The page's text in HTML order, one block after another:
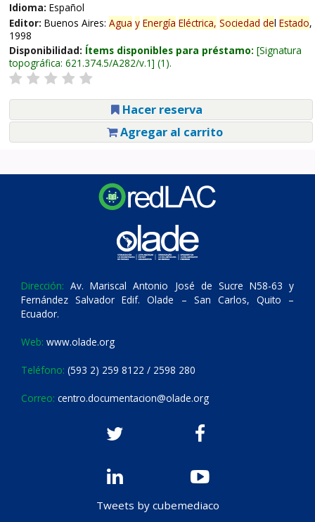
Idioma: Español
Editor: Buenos Aires: Agua y Energía Eléctrica, Sociedad del Estado,
1998
Disponibilidad: Ítems disponibles para préstamo: Signatura
topográfica: 621.374.5/A282/v.1 (1).
Hacer reserva
Agregar al carrito
Dirección: Av. Mariscal Antonio José de Sucre N58-63 y
Fernández Salvador Edif. Olade – San Carlos, Quito –
Ecuador.
Web: www.olade.org
Teléfono: (593 2) 259 8122 / 2598 280
Correo: centro.documentacion@olade.org
Tweets by cubemediaco